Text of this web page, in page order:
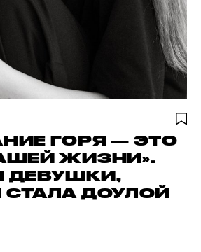
ГОРЯ — ЭТО
ЖИЗНИ».
ДЕВУШКИ,
СТАЛА ДОУЛОЙ